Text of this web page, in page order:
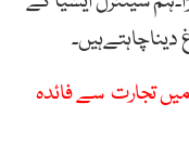
تجارت سے فائدہ